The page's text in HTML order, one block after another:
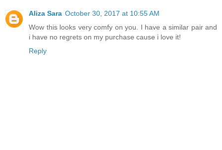
Aliza Sara October 30, 2017 at 10:55 AM
Wow this looks very comfy on you. I have a similar pair and
i have no regrets on my purchase cause i love it!
Reply